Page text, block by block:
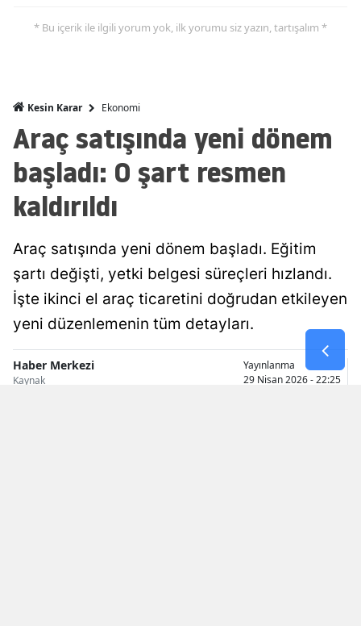
Mardin
Nevşehir
Sakarya
Samsun
Siirt
Sinop
* Bu içerik ile ilgili yorum yok, ilk yorumu siz yazın, tartışalım *
Kesin Karar Ekonomi
Araç satışında yeni dönem
başladı: O şart resmen
kaldırıldı
Araç satışında yeni dönem başladı. Eğitim
şartı değişti, yetki belgesi süreçleri hızlandı.
İşte ikinci el araç ticaretini doğrudan etkileyen
yeni düzenlemenin tüm detayları.
Haber Merkezi
Kaynak
Yayınlanma
29 Nisan 2026 - 22:25